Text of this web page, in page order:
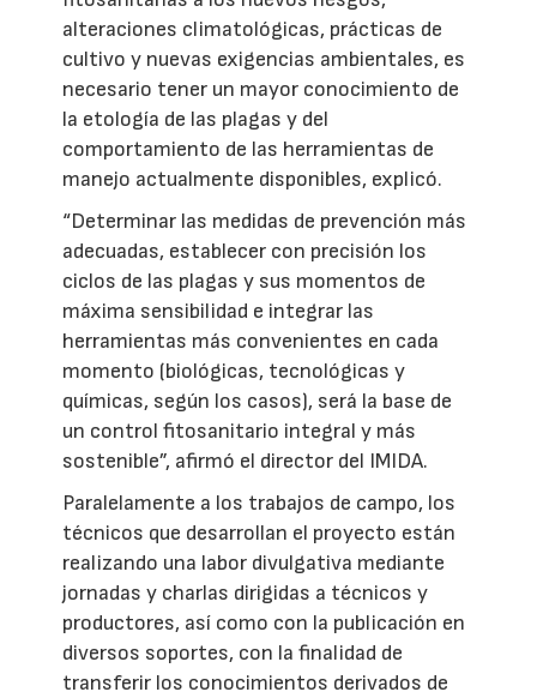
alteraciones climatológicas, prácticas de
cultivo y nuevas exigencias ambientales, es
necesario tener un mayor conocimiento de
la etología de las plagas y del
comportamiento de las herramientas de
manejo actualmente disponibles, explicó.
“Determinar las medidas de prevención más
adecuadas, establecer con precisión los
ciclos de las plagas y sus momentos de
máxima sensibilidad e integrar las
herramientas más convenientes en cada
momento (biológicas, tecnológicas y
químicas, según los casos), será la base de
un control fitosanitario integral y más
sostenible”, afirmó el director del IMIDA.
Paralelamente a los trabajos de campo, los
técnicos que desarrollan el proyecto están
realizando una labor divulgativa mediante
jornadas y charlas dirigidas a técnicos y
productores, así como con la publicación en
diversos soportes, con la finalidad de
transferir los conocimientos derivados de